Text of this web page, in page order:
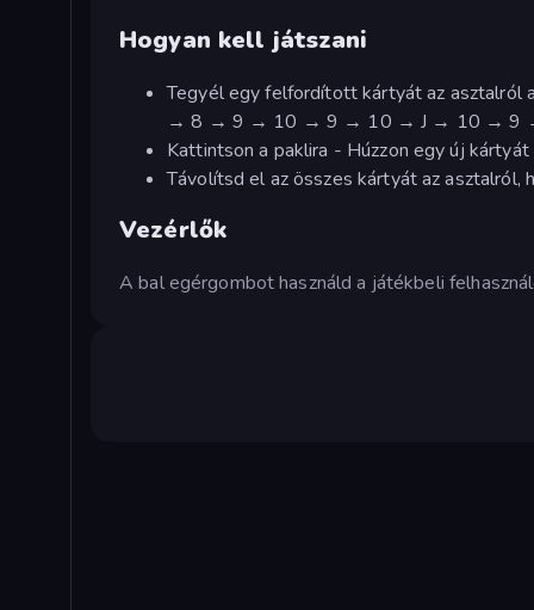
Hogyan kell játszani
Tegyél egy felfordított kártyát az asztalról
→ 8 → 9 → 10 → 9 → 10 → J → 10 → 9
Kattintson a paklira - Húzzon egy új
Távolítsd el az összes kártyát az asztalról,
Vezérlők
A bal egérgombot használd a játékbeli